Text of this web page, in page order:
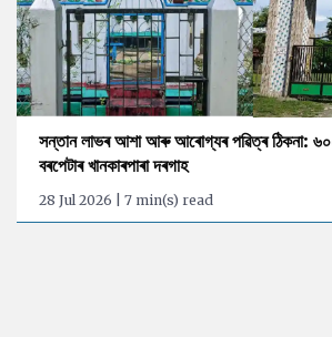
সন্তান লাভৰ আশা আৰু আৰোগ্যৰ পৱিত্ৰ ঠিকনা:
বৰপেটাৰ খানকাৰপাৰা দৰগাহ
28 Jul 2026 | 7 min(s) read